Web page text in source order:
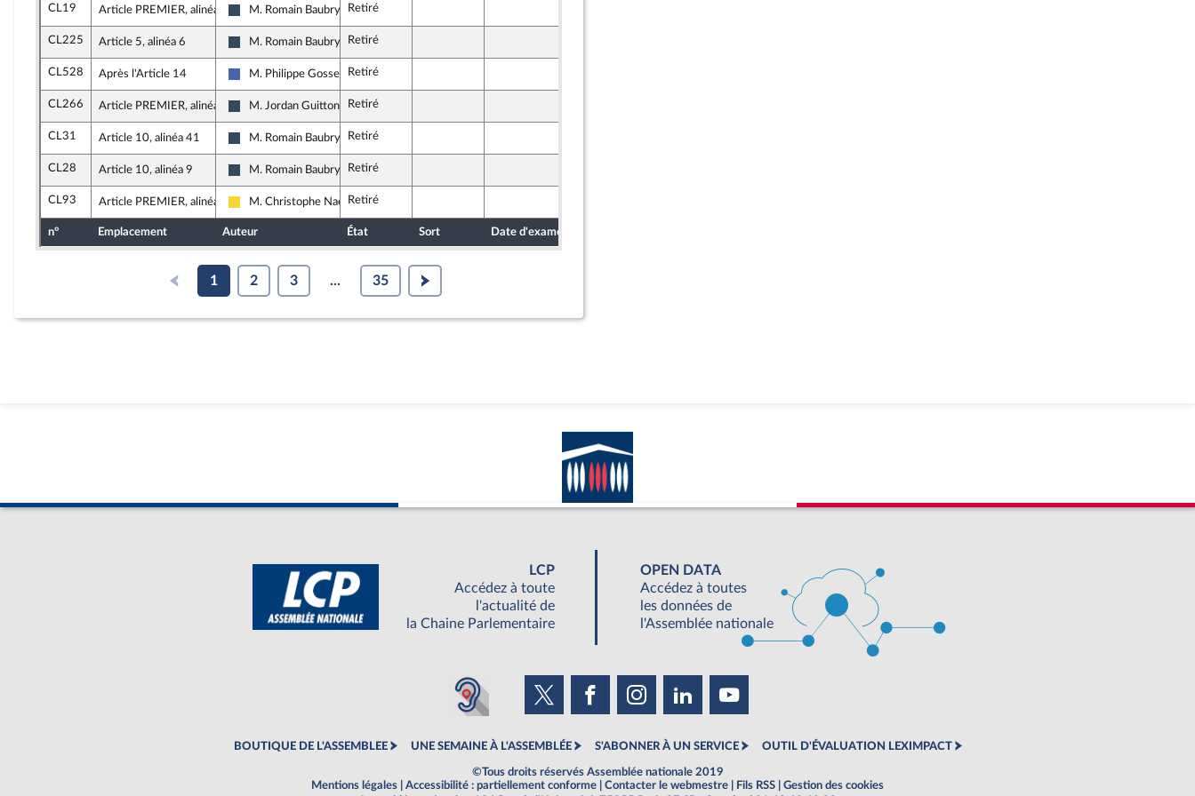
CL19 Article PREMIER, alinéa 6
Rassemblement National
M. Romain Baubry Retiré
CL225 Article 5, alinéa 6
Rassemblement National
M. Romain Baubry Retiré
CL528 Après l'Article 14
Les Républicains
M. Philippe GosselinRetiré
CL266 Article PREMIER, alinéa 311
Rassemblement National
M. Jordan Guitton Retiré
CL31 Article 10, alinéa 41
Rassemblement National
M. Romain Baubry Retiré
CL28 Article 10, alinéa 9
Rassemblement National
M. Romain Baubry Retiré
CL93 Article PREMIER, alinéa 112
Libertés, Indépendants, Outre-mer et Territoires
M. Christophe Naegelen
Retiré
n° Emplacement Auteur État Sort Date d'examen
1 2 3 ... 35
LCP
Accédez à toute
l'actualité de
la Chaine Parlementaire
OPEN DATA
Accédez à toutes
les données de
l'Assemblée nationale
BOUTIQUE DE L'ASSEMBLEE UNE SEMAINE À L'ASSEMBLÉE S'ABONNER À UN SERVICE OUTIL D'ÉVALUATION LEXIMPACT
©Tous droits réservés Assemblée nationale 2019
Mentions légales
Accessibilité : partiellement conforme Contacter le webmestre Fils RSS
Gestion des cookies